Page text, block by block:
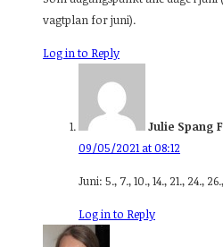
vagtplan for juni).
Log in to Reply
Julie Spang
09/05/2021 at 08:12
Juni: 5., 7., 10., 14., 21., 24.,
Log in to Reply